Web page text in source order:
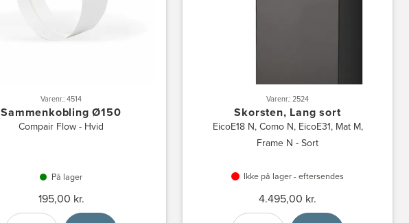
Varenr.: 4514
Sammenkobling Ø150
Compair Flow - Hvid
På lager
195,00 kr.
Varenr.: 2524
Skorsten, Lang sort
EicoE18 N, Como N, EicoE31, Mat M,
Frame N - Sort
Ikke på lager - eftersendes
4.495,00 kr.